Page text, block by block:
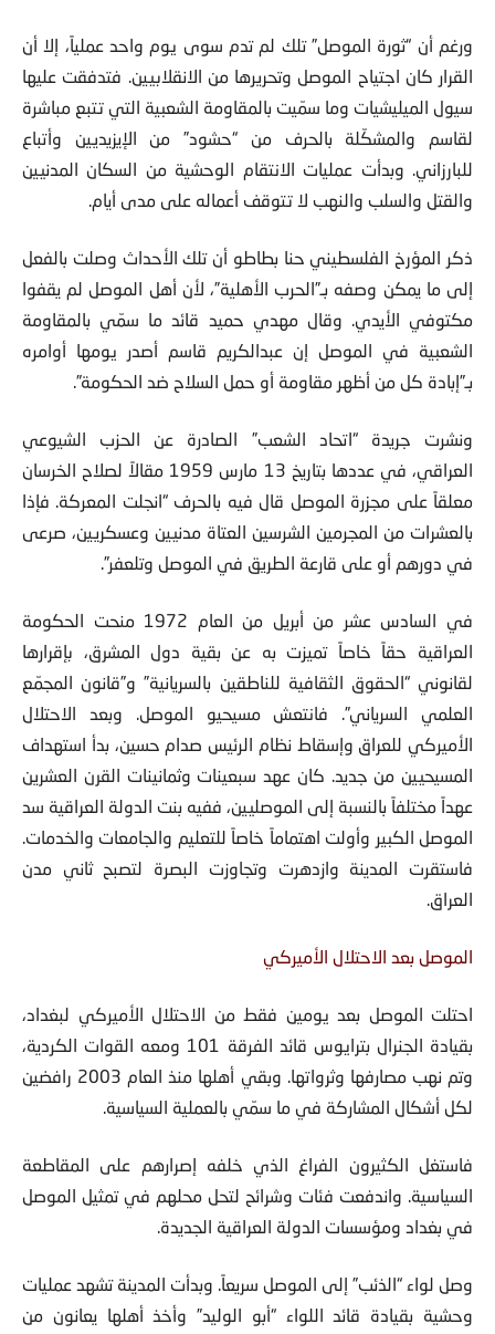
ورغم أن “ثورة الموصل” تلك لم تدم سوى يوم واحد عملياً، إلا أن
القرار كان اجتياح الموصل وتحريرها من الانقلابيين. فتدفقت عليها
سيول الميليشيات وما سمّيت بالمقاومة الشعبية التي تتبع مباشرة
لقاسم والمشكّلة بالحرف من “حشود” من الإيزيديين وأتباع
للبارزاني. وبدأت عمليات الانتقام الوحشية من السكان المدنيين
والقتل والسلب والنهب لا تتوقف أعماله على مدى أيام.
ذكر المؤرخ الفلسطيني حنا بطاطو أن تلك الأحداث وصلت بالفعل
إلى ما يمكن وصفه بـ”الحرب الأهلية”، لأن أهل الموصل لم يقفوا
مكتوفي الأيدي. وقال مهدي حميد قائد ما سمّي بالمقاومة
الشعبية في الموصل إن عبدالكريم قاسم أصدر يومها أوامره
بـ”إبادة كل من أظهر مقاومة أو حمل السلاح ضد الحكومة”.
ونشرت جريدة “اتحاد الشعب” الصادرة عن الحزب الشيوعي
العراقي، في عددها بتاريخ 13 مارس 1959 مقالاً لصلاح الخرسان
معلقاً على مجزرة الموصل قال فيه بالحرف “انجلت المعركة. فإذا
بالعشرات من المجرمين الشرسين العتاة مدنيين وعسكريين، صرعى
في دورهم أو على قارعة الطريق في الموصل وتلعفر”.
في السادس عشر من أبريل من العام 1972 منحت الحكومة
العراقية حقاً خاصاً تميزت به عن بقية دول المشرق، بإقرارها
لقانوني “الحقوق الثقافية للناطقين بالسريانية” و”قانون المجمّع
العلمي السرياني”. فانتعش مسيحيو الموصل. وبعد الاحتلال
الأميركي للعراق وإسقاط نظام الرئيس صدام حسين، بدأ استهداف
المسيحيين من جديد. كان عهد سبعينات وثمانينات القرن العشرين
عهداً مختلفاً بالنسبة إلى الموصليين، ففيه بنت الدولة العراقية سد
الموصل الكبير وأولت اهتماماً خاصاً للتعليم والجامعات والخدمات.
فاستقرت المدينة وازدهرت وتجاوزت البصرة لتصبح ثاني مدن
العراق.
الموصل بعد الاحتلال الأميركي
احتلت الموصل بعد يومين فقط من الاحتلال الأميركي لبغداد،
بقيادة الجنرال بترايوس قائد الفرقة 101 ومعه القوات الكردية،
وتم نهب مصارفها وثرواتها. وبقي أهلها منذ العام 2003 رافضين
لكل أشكال المشاركة في ما سمّي بالعملية السياسية.
فاستغل الكثيرون الفراغ الذي خلفه إصرارهم على المقاطعة
السياسية. واندفعت فئات وشرائح لتحل محلهم في تمثيل الموصل
في بغداد ومؤسسات الدولة العراقية الجديدة.
وصل لواء “الذئب” إلى الموصل سريعاً. وبدأت المدينة تشهد عمليات
وحشية بقيادة قائد اللواء “أبو الوليد” وأخذ أهلها يعانون من